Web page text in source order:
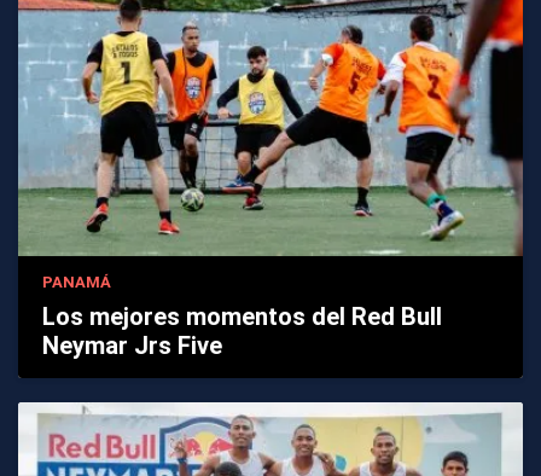
PANAMÁ
Los mejores momentos del Red Bull
Neymar Jrs Five